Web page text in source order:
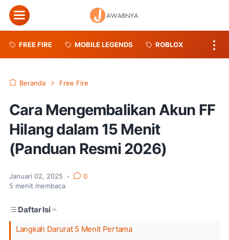
Menu
FREE FIRE MOBILE LEGENDS ROBLOX
Beranda Free Fire
Cara Mengembalikan Akun FF
Hilang dalam 15 Menit
(Panduan Resmi 2026)
Januari 02, 2025 •
0
5 menit membaca
Daftar Isi
Langkah Darurat 5 Menit Pertama